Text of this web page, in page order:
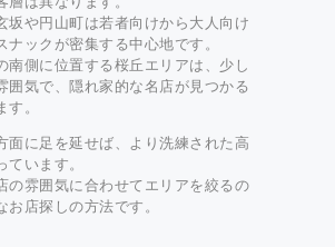
坂や円山町は若者向けから大人向け
ナックが密集する中心地です。
南側に位置する桜丘エリアは、少し
囲気で、隠れ家的な名店が見つかる
。
面に足を延せば、より洗練された高
います。
の雰囲気に合わせてエリアを絞るの
お店探しの方法です。